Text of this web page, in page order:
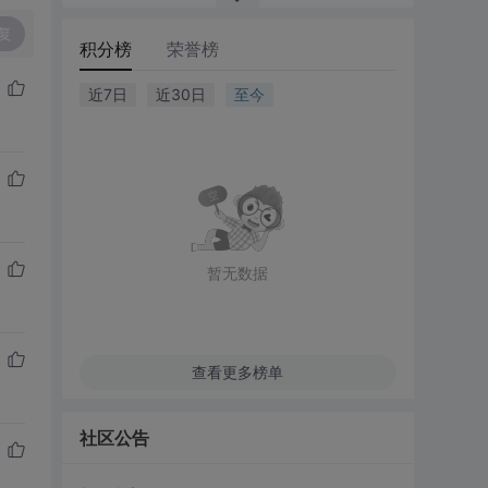
积分榜 荣誉榜
近7日 近30日 至今
暂无数据
查看更多榜单
社区公告